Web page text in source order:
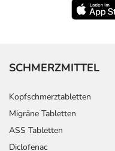
SCHMERZMITTEL
Kopfschmerztabletten
Migräne Tabletten
ASS Tabletten
Diclofenac